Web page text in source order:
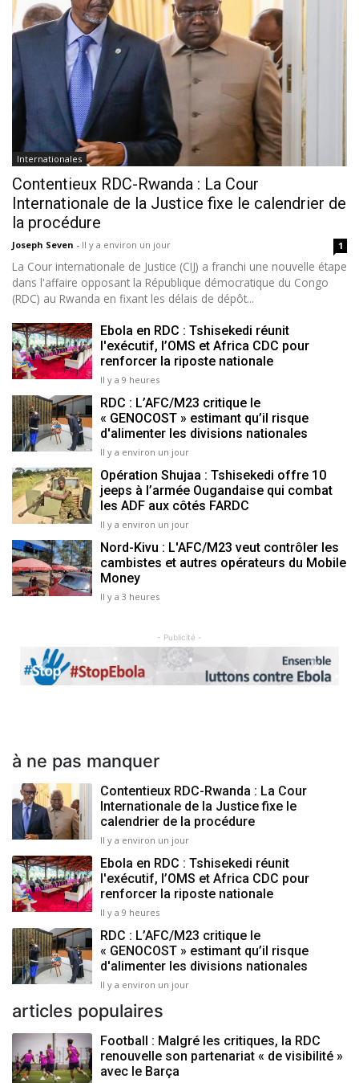
Internationales
Contentieux RDC-Rwanda : La Cour
Internationale de la Justice fixe le calendrier de
la procédure
Joseph Seven - Il y a environ un jour 1
La Cour internationale de Justice (CIJ) a franchi une nouvelle étape
dans l'affaire opposant la République démocratique du Congo
(RDC) au Rwanda en fixant les délais de dépôt...
Ebola en RDC : Tshisekedi réunit
l'exécutif, l’OMS et Africa CDC pour
renforcer la riposte nationale
Il y a 9 heures
RDC : L’AFC/M23 critique le
« GENOCOST » estimant qu’il risque
d'alimenter les divisions nationales
Il y a environ un jour
Opération Shujaa : Tshisekedi offre 10
jeeps à l’armée Ougandaise qui combat
les ADF aux côtés FARDC
Il y a environ un jour
Nord-Kivu : L'AFC/M23 veut contrôler les
cambistes et autres opérateurs du Mobile
Money
Il y a 3 heures
- Publicité -
Previous Next
à ne pas manquer
Contentieux RDC-Rwanda : La Cour
Internationale de la Justice fixe le
calendrier de la procédure
Il y a environ un jour
Ebola en RDC : Tshisekedi réunit
l'exécutif, l’OMS et Africa CDC pour
renforcer la riposte nationale
Il y a 9 heures
RDC : L’AFC/M23 critique le
« GENOCOST » estimant qu’il risque
d'alimenter les divisions nationales
Il y a environ un jour
articles populaires
Football : Malgré les critiques, la RDC
renouvelle son partenariat « de visibilité »
avec le Barça